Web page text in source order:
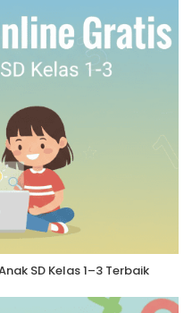
SD Kelas 1–3 Terbaik